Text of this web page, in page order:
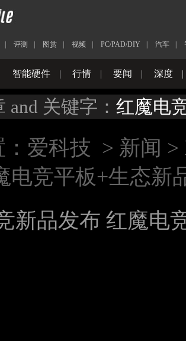
评测 图赏 视频 PC/PAD/DIY 汽车
智能硬件 | 行情 | 要闻 | 深度 |
and 关键字： 红魔电
爱科技 > 新闻 >
电竞平板+生态新